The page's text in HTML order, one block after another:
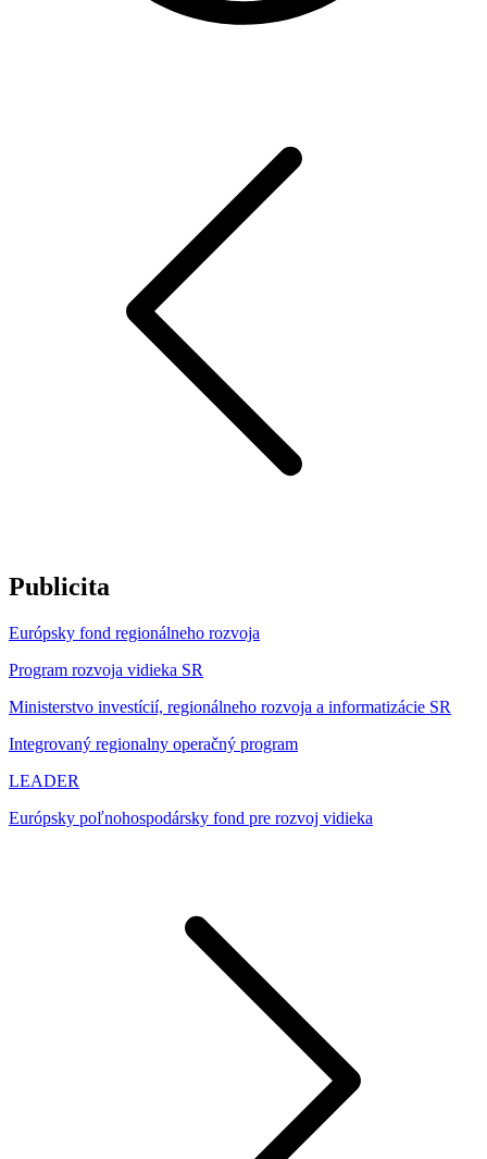
Publicita
Európsky fond regionálneho rozvoja
Program rozvoja vidieka SR
Ministerstvo investícií, regionálneho rozvoja a informatizácie SR
Integrovaný regionalny operačný program
LEADER
Európsky poľnohospodársky fond pre rozvoj vidieka